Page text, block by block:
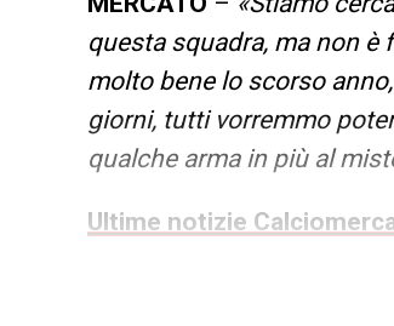
questa squadra, ma non è
molto bene lo scorso
giorni, tutti vorremmo
qualche arma in più al
Ultime notizie
LA PLAYLIST DELLE